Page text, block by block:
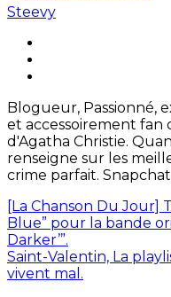
Steevy
Blogueur, Passionné,
et accessoirement fan
d'Agatha Christie.
renseigne sur les
crime parfait. Snapchat
[La Chanson Du Jour]
Blue” pour la bande
Darker’”.
Saint-Valentin, La
vivent mal.